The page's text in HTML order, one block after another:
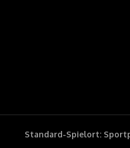
Standard-Spielort: